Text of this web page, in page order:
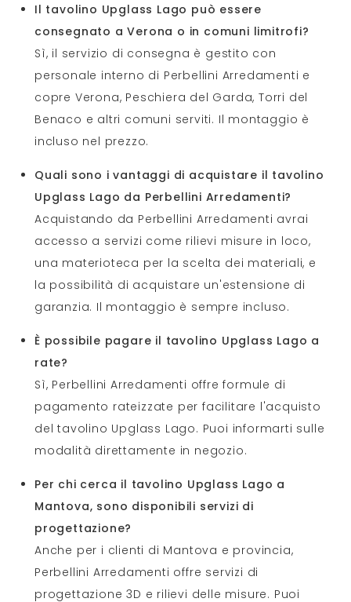
Il tavolino Upglass Lago può essere
consegnato a Verona o in comuni limitrofi?
Sì, il servizio di consegna è gestito con
personale interno di Perbellini Arredamenti e
copre Verona, Peschiera del Garda, Torri del
Benaco e altri comuni serviti. Il montaggio è
incluso nel prezzo.
Quali sono i vantaggi di acquistare il tavolino
Upglass Lago da Perbellini Arredamenti?
Acquistando da Perbellini Arredamenti avrai
accesso a servizi come rilievi misure in loco,
una materioteca per la scelta dei materiali, e
la possibilità di acquistare un'estensione di
garanzia. Il montaggio è sempre incluso.
È possibile pagare il tavolino Upglass Lago a
rate?
Sì, Perbellini Arredamenti offre formule di
pagamento rateizzate per facilitare l'acquisto
del tavolino Upglass Lago. Puoi informarti sulle
modalità direttamente in negozio.
Per chi cerca il tavolino Upglass Lago a
Mantova, sono disponibili servizi di
progettazione?
Anche per i clienti di Mantova e provincia,
Perbellini Arredamenti offre servizi di
progettazione 3D e rilievi delle misure. Puoi